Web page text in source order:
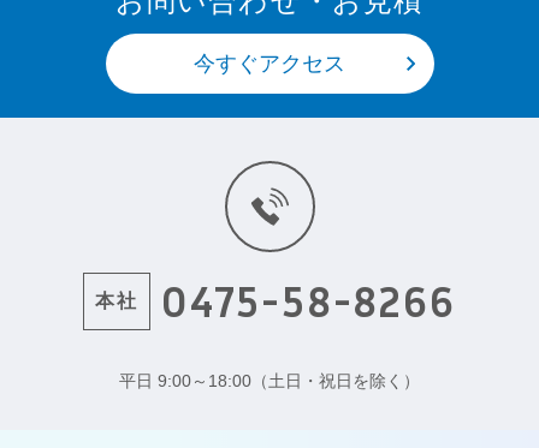
今すぐアクセス
本社 0475-58-8266
平日 9:00～18:00（土日・祝日を除く）